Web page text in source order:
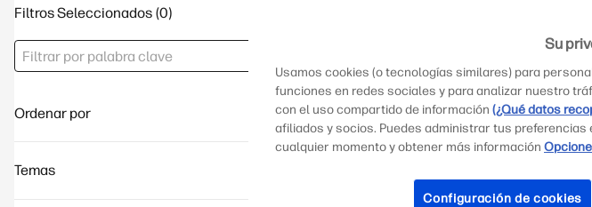
Filtros Seleccionados
Ordenar por
Temas
Su
Usamos cookies (o tecnologías similares) para
funciones en redes sociales y para analizar nuestro
con el uso compartido de información (¿Qué datos
afiliados y socios. Puedes administrar tus
cualquier momento y obtener más información
Configuración de cookies